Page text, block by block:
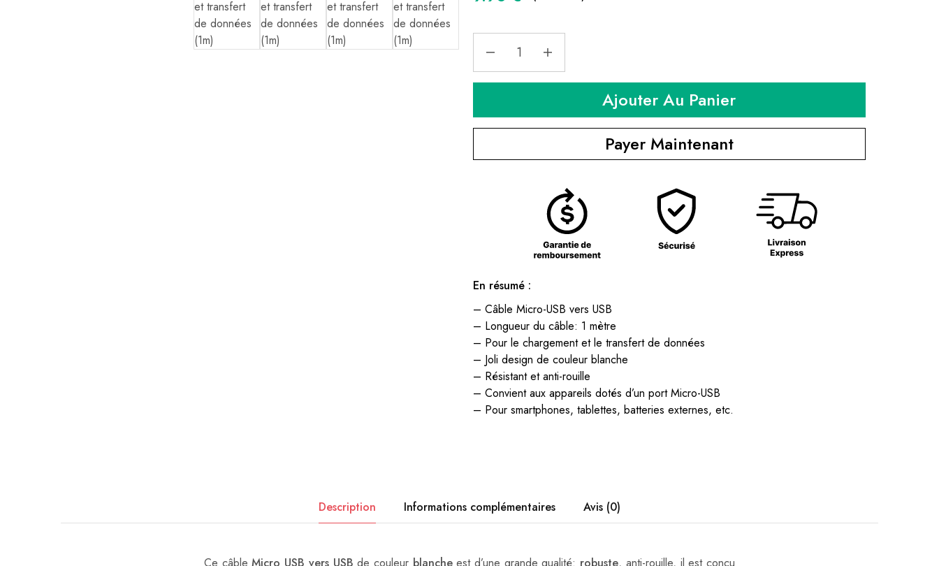
En résumé :
– Câble Micro-USB vers USB
– Longueur du câble: 1 mètre
– Pour le chargement et le transfert de données
– Joli design de couleur blanche
– Résistant et anti-rouille
– Convient aux appareils dotés d’un port Micro-USB
– Pour smartphones, tablettes, batteries externes, etc.
Ajouter Au Panier
Payer Maintenant
Description Informations complémentaires Avis (0)
Ce câbleMicro USB vers USB de couleur blancheest d’une grande qualité: robuste, anti-rouille, il est conçu